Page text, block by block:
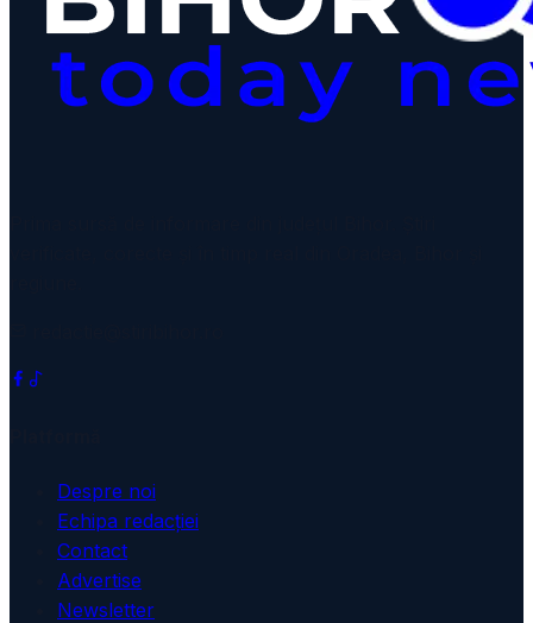
Despre noi
Echipa redacției
Contact
Advertise
Newsletter